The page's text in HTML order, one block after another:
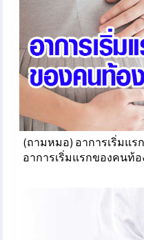
(ถามหมอ) อาการเริ่มแร
อาการเริ่มแรกของคนท้อ